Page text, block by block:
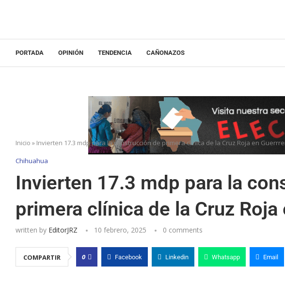
PORTADA OPINIÓN TENDENCIA CAÑONAZOS
Inicio » Invierten 17.3 mdp para la construcción de primera clínica de la Cruz Roja en
Chihuahua
Invierten 17.3 mdp para la
primera clínica de la Cruz Roja
written by EditorJRZ 10 febrero, 2025 0 comments
COMPARTIR 0 Facebook Linkedin Whatsapp Email